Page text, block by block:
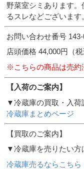
野菜室シミあります
るスレなどございます
お問い合わせ番号
店頭価格 44,000円（税
※こちらの商品は売約
【入荷のご案内】
▼冷蔵庫の買取・入荷
冷蔵庫まとめページ
【買取のご案内】
▼冷蔵庫を売りたい方
冷蔵庫売るならこちら